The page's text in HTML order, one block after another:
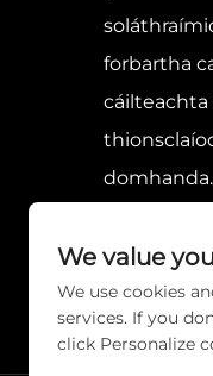
forbartha
domhanda.
We value
We use cookies
services. If you
click Personalize